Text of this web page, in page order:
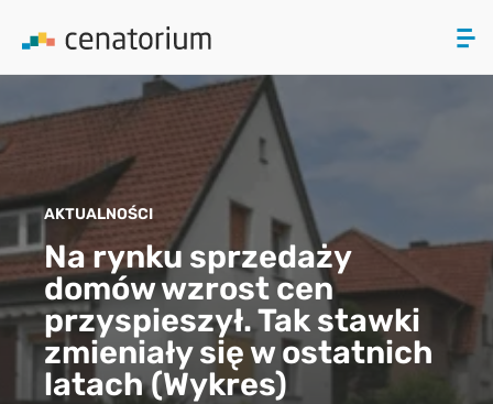
PRODUKTY
O NAS
AKTUALNOŚCI
KONTAKT
AKTUALNOŚCI
Na rynku sprzedaży
domów wzrost cen
przyspieszył. Tak stawki
zmieniały się w ostatnich
latach (Wykres)